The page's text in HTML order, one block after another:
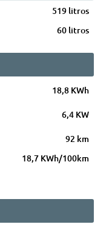
519 litros
60 litros
18,8 KWh
6,4 KW
92 km
18,7 KWh/100km